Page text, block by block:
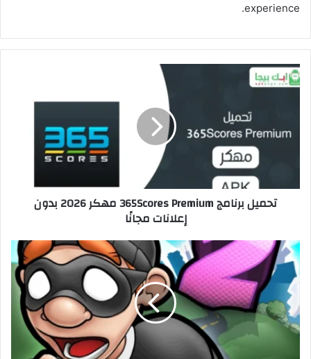
experience.
تحميل برنامج 365Scores Premium مهكر 2026 بدون
إعلانات مجانًا